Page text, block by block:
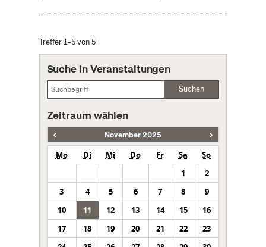
Treffer 1–5 von 5
Suche in Veranstaltungen
Suchen
Zeitraum wählen
November 2025
Mo Di Mi Do Fr Sa
So
1
2
3
4 5 6 7 8
9
10
11 12 13 14 15
16
17
18 19 20 21 22
23